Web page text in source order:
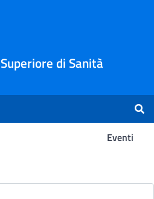
di Sanità
Eventi
Ricerca -